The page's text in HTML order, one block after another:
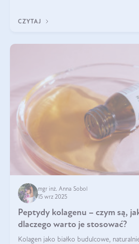
wysokiej jakości suplem
CZYTAJ
mgr inż. Anna Sobol
15 wrz 2025
Peptydy kolagenu – czym są,
dlaczego warto je stosować?
Kolagen jako białko budulcowe,